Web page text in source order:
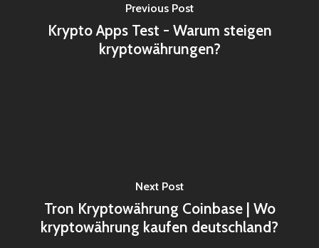
Previous Post
Krypto Apps Test - Warum steigen
kryptowährungen?
Next Post
Tron Kryptowährung Coinbase | Wo
kryptowährung kaufen deutschland?